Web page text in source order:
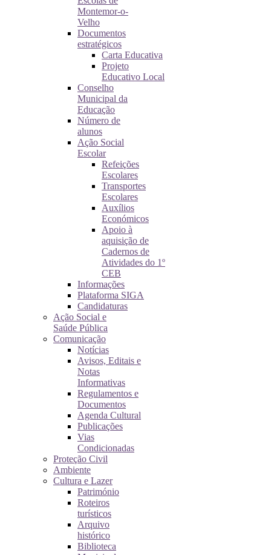
Montemor-o-
Velho
Documentos
estratégicos
Carta Educativa
Projeto
Educativo Local
Conselho
Municipal da
Educação
Número de
alunos
Ação Social
Escolar
Refeições
Escolares
Transportes
Escolares
Auxílios
Económicos
Apoio à
aquisição de
Cadernos de
Atividades do 1º
CEB
Informações
Plataforma SIGA
Candidaturas
Ação Social e
Saúde Pública
Comunicação
Notícias
Avisos, Editais e
Notas
Informativas
Regulamentos e
Documentos
Agenda Cultural
Publicações
Vias
Condicionadas
Proteção Civil
Ambiente
Cultura e Lazer
Património
Roteiros
turísticos
Arquivo
histórico
Biblioteca